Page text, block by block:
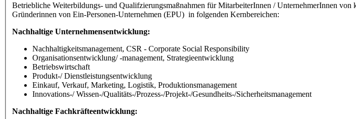
Betriebliche Weiterbildungs- und Qualifzierungsmaßnahmen für MitarbeiterInnen / UnternehmerInnen
Gründerinnen von Ein-Personen-Unternehmen (EPU) in folgenden Kernbereichen:
Nachhaltige Unternehmensentwicklung:
Nachhaltigkeitsmanagement, CSR - Corporate Social Responsibility
Organisationsentwicklung/ -management, Strategieentwicklung
Betriebswirtschaft
Produkt-/ Dienstleistungsentwicklung
Einkauf, Verkauf, Marketing, Logistik, Produktionsmanagement
Innovations-/ Wissen-/Qualitäts-/Prozess-/Projekt-/Gesundheits-/Sicherheitsmanagement
Nachhaltige Fachkräfteentwicklung: